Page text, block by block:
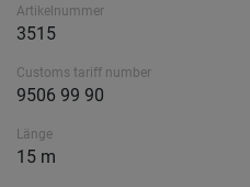
Artikelnummer
3515
Customs tariff number
9506 99 90
Länge
15 m